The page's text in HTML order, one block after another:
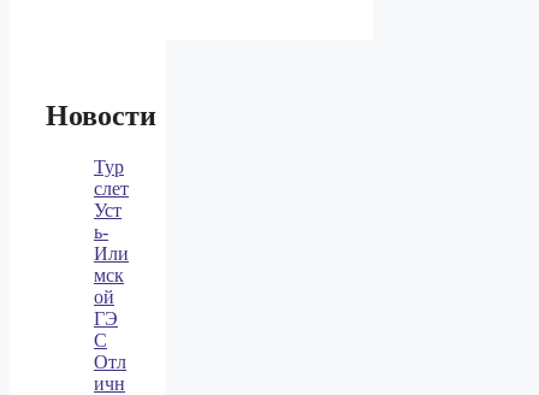
Новости
Тур
слет
Уст
ь-
Или
мск
ой
ГЭ
С
Отл
ичн